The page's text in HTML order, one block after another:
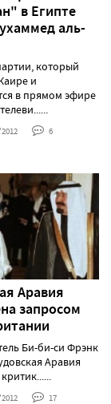
в Египте
аль-
который
и
в прямом эфире
6
Аравия
запросом
Би-би-си Фрэнк
Аравия
17